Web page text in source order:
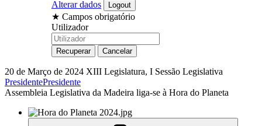
Alterar dados
★ Campos obrigatório
Utilizador
20 de Março de 2024 XIII Legislatura, I Sessão Legislativa
PresidentePresidente
Assembleia Legislativa da Madeira liga-se à Hora do Planeta